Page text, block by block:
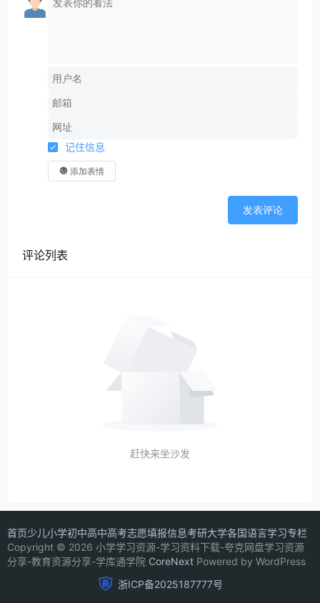
记住信息
添加表情
发表评论
评论列表
赶快来坐沙发
首页少儿小学初中高中高考志愿填报信息考研大学各国语言学习专栏
Copyright © 2026 小学学习资源-学习资料下载-夸克网盘学习资源
分享-教育资源分享-学库通学院 CoreNext Powered by WordPress
浙ICP备2025187777号